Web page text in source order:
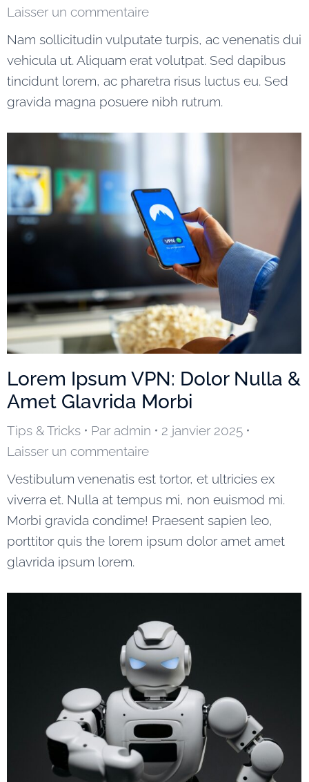
Laisser un commentaire
Nam sollicitudin vulputate turpis, ac venenatis dui
vehicula ut. Aliquam erat volutpat. Sed dapibus
tincidunt lorem, ac pharetra risus luctus eu. Sed
gravida magna posuere nibh rutrum.
Lorem Ipsum VPN: Dolor Nulla &
Amet Glavrida Morbi
Tips & Tricks Par admin
2 janvier 2025
Laisser un commentaire
Vestibulum venenatis est tortor, et ultricies ex
viverra et. Nulla at tempus mi, non euismod mi.
Morbi gravida condime! Praesent sapien leo,
porttitor quis the lorem ipsum dolor amet amet
glavrida ipsum lorem.